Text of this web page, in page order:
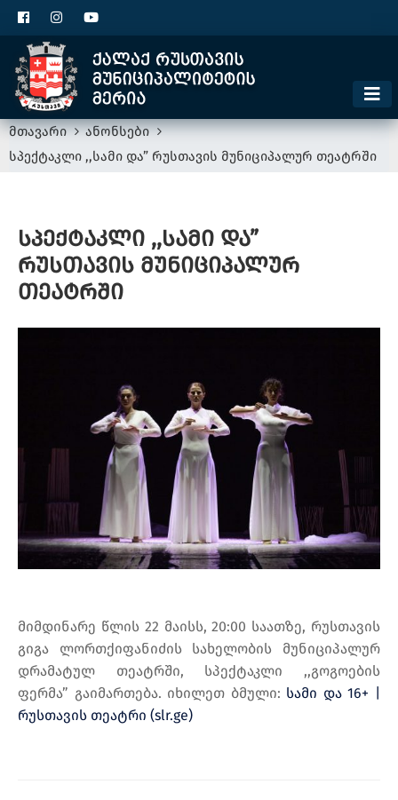
მთავარი
ანონსები
სპექტაკლი ,,სამი და” რუსთავის მუნიციპალურ თეატრში
სპექტაკლი ,,სამი და”
რუსთავის მუნიციპალურ
თეატრში
მიმდინარე წლის 22 მაისს, 20:00 საათზე, რუსთავის
გიგა ლორთქიფანიძის სახელობის მუნიციპალურ
დრამატულ თეატრში, სპექტაკლი ,,გოგოების
ფერმა” გაიმართება. იხილეთ ბმული: სამი და 16+ |
რუსთავის თეატრი (slr.ge)